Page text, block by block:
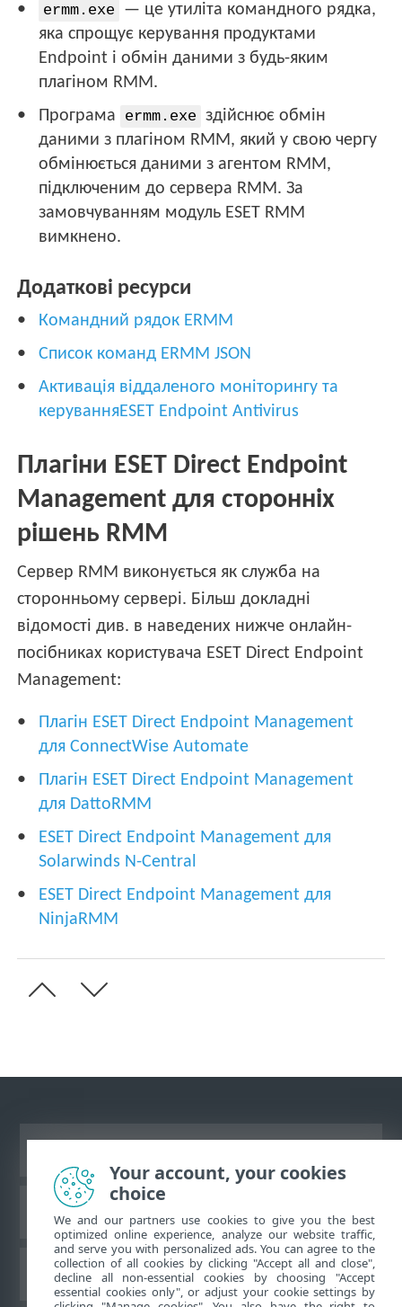
ermm.exe
— це утиліта командного рядка,
яка спрощує керування продуктами
Endpoint і обмін даними з будь-яким
плагіном RMM.
Програма
ermm.exe здійснює обмін
даними з плагіном RMM, який у свою чергу
обмінюється даними з агентом RMM,
підключеним до сервера RMM. За
замовчуванням модуль ESET RMM
вимкнено.
Додаткові ресурси
Командний рядок ERMM
Список команд ERMM JSON
Активація віддаленого моніторингу та
керуванняESET Endpoint Antivirus
Плагіни ESET Direct Endpoint
Management для сторонніх
рішень RMM
Сервер RMM виконується як служба на
сторонньому сервері. Більш докладні
відомості див. в наведених нижче онлайн-
посібниках користувача ESET Direct Endpoint
Management:
Плагін ESET Direct Endpoint Management
для ConnectWise Automate
Плагін ESET Direct Endpoint Management
для DattoRMM
ESET Direct Endpoint Management для
Solarwinds N-Central
ESET Direct Endpoint Management для
NinjaRMM
База знань ESET
Форум ESET
Your account, your cookies
choice
We and our partners use cookies to give you the best
optimized online experience, analyze our website traffic,
and serve you with personalized ads. You can agree to the
collection of all cookies by clicking "Accept all and close",
decline all non-essential cookies by choosing "Accept
essential cookies only", or adjust your cookie settings by